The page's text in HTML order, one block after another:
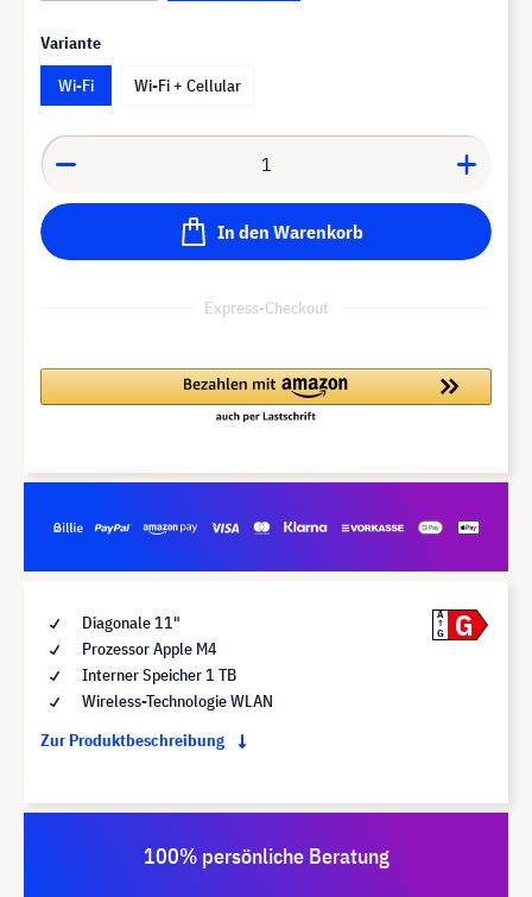
Variante
Wi-Fi
Wi-Fi + Cellular
In den Warenkorb
Express-Checkout
Diagonale 11"
Prozessor Apple M4
Interner Speicher 1 TB
Wireless-Technologie WLAN
Zur Produktbeschreibung
A
G
G
100% persönliche Beratung